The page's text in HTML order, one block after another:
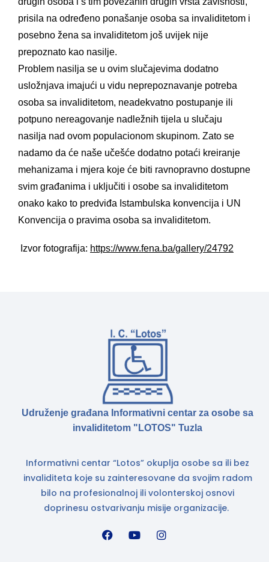
prisila na određeno ponašanje osoba sa invaliditetom i
posebno žena sa invaliditetom još uvijek nije
prepoznato kao nasilje.
Problem nasilja se u ovim slučajevima dodatno
usložnjava imajući u vidu neprepoznavanje potreba
osoba sa invaliditetom, neadekvatno postupanje ili
potpuno nereagovanje nadležnih tijela u slučaju
nasilja nad ovom populacionom skupinom. Zato se
nadamo da će naše učešće dodatno potaći kreiranje
mehanizama i mjera koje će biti ravnopravno dostupne
svim građanima i uključiti i osobe sa invaliditetom
onako kako to predviđa Istambulska konvencija i UN
Konvencija o pravima osoba sa invaliditetom.
Izvor fotografija: https://www.fena.ba/gallery/24792
Udruženje građana Informativni centar za osobe sa
invaliditetom "LOTOS" Tuzla
Informativni centar “Lotos” okuplja osobe sa ili bez
invaliditeta koje su zainteresovane da svojim radom
bilo na profesionalnoj ili volonterskoj osnovi
doprinesu ostvarivanju misije organizacije.